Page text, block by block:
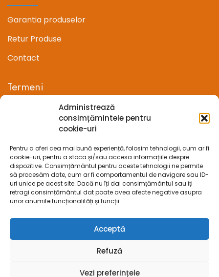
Administrează
consimțămintele pentru
cookie-uri
Pentru a oferi cea mai bună experiență, folosim tehnologii, cum ar fi
cookie-uri, pentru a stoca și/sau accesa informațiile despre
dispozitive. Consimțământul pentru aceste tehnologii ne permite
să procesăm date, cum ar fi comportamentul de navigare sau ID-
uri unice pe acest site. Dacă nu îți dai consimțământul sau îți
retragi consimțământul dat poate avea afecte negative asupra
unor anumite funcționalități și funcții.
Acceptă
Refuză
Vezi preferințele
Garantia produselor
Retur Produse
Contact
Termeni
Termeni si conditii
Confidentialitate
Politica cookie-uri (UE)
Prelucrarea datelor cu caracter personal
Legal